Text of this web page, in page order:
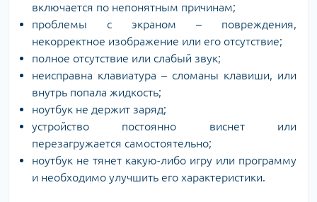
включается по непонятным причинам;
проблемы с экраном – повреждения,
некорректное изображение или его отсутствие;
полное отсутствие или слабый звук;
неисправна клавиатура – сломаны клавиши, или
внутрь попала жидкость;
ноутбук не держит заряд;
устройство постоянно виснет или
перезагружается самостоятельно;
ноутбук не тянет какую-либо игру или программу
и необходимо улучшить его характеристики.